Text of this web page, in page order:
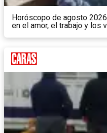
Horóscopo de agosto
en el amor, el trabajo y los